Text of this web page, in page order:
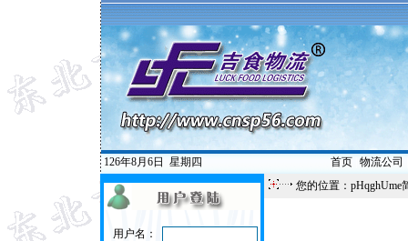
126年8月6日 星期四 首页| 物流公司
用户名：
您的位置：pHqghUme